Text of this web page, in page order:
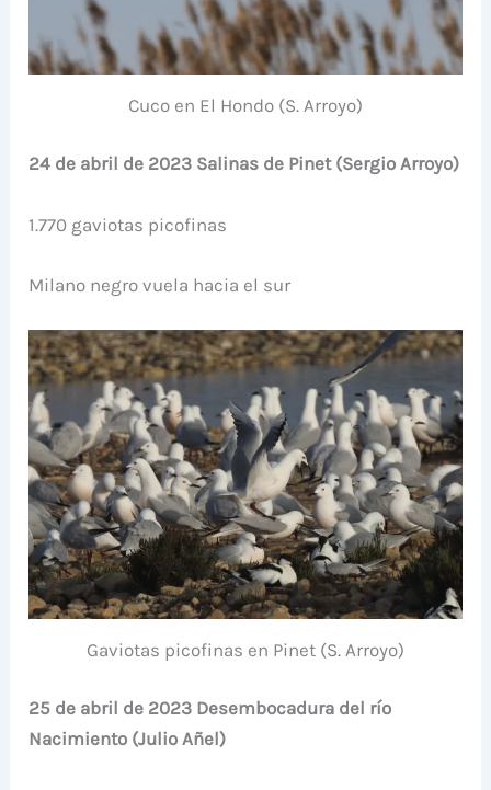
Cuco en El Hondo (S. Arroyo)
24 de abril de 2023 Salinas de Pinet (Sergio Arroyo)
1.770 gaviotas picofinas
Milano negro vuela hacia el sur
Gaviotas picofinas en Pinet (S. Arroyo)
25 de abril de 2023 Desembocadura del río
Nacimiento (Julio Añel)